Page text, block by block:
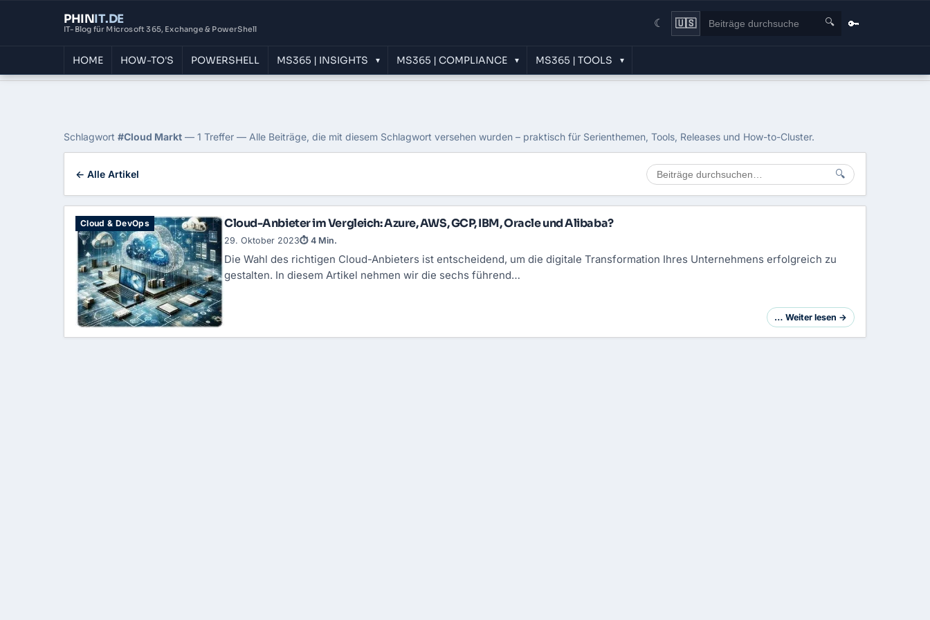
PHINIT.DE
IT-Blog für Microsoft 365, Exchange & PowerShell ☾ 🇺🇸 🔍 🔑
HOME HOW-TO'S POWERSHELL MS365 | INSIGHTS ▾ MS365 | COMPLIANCE ▾ MS365 | TOOLS ▾
Tag: Cloud Markt
Schlagwort #Cloud Markt — 1 Treffer — Alle Beiträge, die mit diesem Schlagwort versehen wurden – praktisch für Serienthemen, Tools, Releases und How-to-Cluster.
← Alle Artikel 🔍
Cloud & DevOps Cloud-Anbieter im Vergleich: Azure, AWS, GCP, IBM, Oracle und Alibaba?
Die Wahl des richtigen Cloud-Anbieters ist entscheidend, um die digitale Transformation Ihres Unternehmens erfolgreich zu
gestalten. In diesem Artikel nehmen wir die sechs führend…
29. Oktober 2023⏱ 4 Min.
… Weiter lesen →